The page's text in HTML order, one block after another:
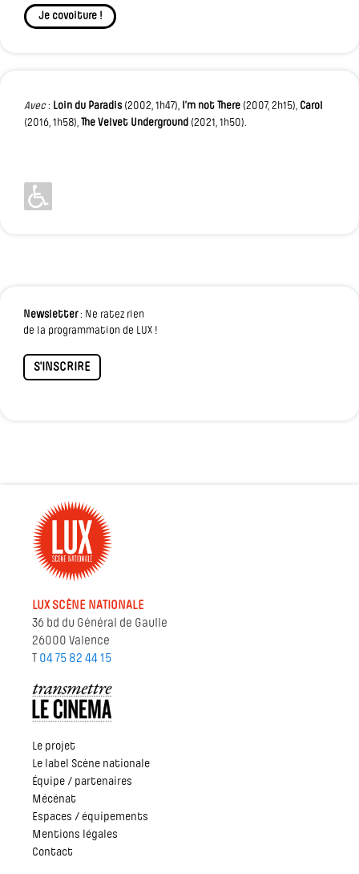
Je covoiture !
Avec: Loin du Paradis(2002, 1h47), I’m not There (2007, 2h15), Carol
(2016, 1h58), The Velvet Underground (2021, 1h50).
Newsletter: Ne ratez rien
de la programmation de LUX !
S'INSCRIRE
LUX SCÈNE NATIONALE
36 bd du Général de Gaulle
26000 Valence
T 04 75 82 44 15
Le projet
Le label Scène nationale
Équipe / partenaires
Mécénat
Espaces / équipements
Mentions légales
Contact